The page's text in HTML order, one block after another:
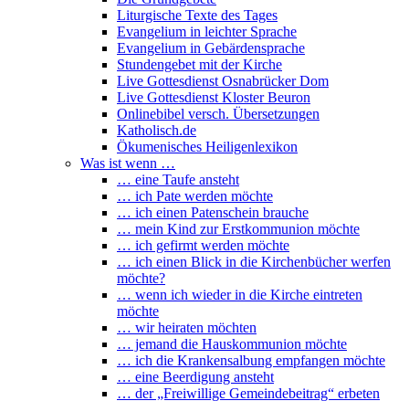
Liturgische Texte des Tages
Evangelium in leichter Sprache
Evangelium in Gebärdensprache
Stundengebet mit der Kirche
Live Gottesdienst Osnabrücker Dom
Live Gottesdienst Kloster Beuron
Onlinebibel versch. Übersetzungen
Katholisch.de
Ökumenisches Heiligenlexikon
Was ist wenn …
… eine Taufe ansteht
… ich Pate werden möchte
… ich einen Patenschein brauche
… mein Kind zur Erstkommunion möchte
… ich gefirmt werden möchte
… ich einen Blick in die Kirchenbücher werfen
möchte?
… wenn ich wieder in die Kirche eintreten
möchte
… wir heiraten möchten
… jemand die Hauskommunion möchte
… ich die Krankensalbung empfangen möchte
… eine Beerdigung ansteht
… der „Freiwillige Gemeindebeitrag“ erbeten